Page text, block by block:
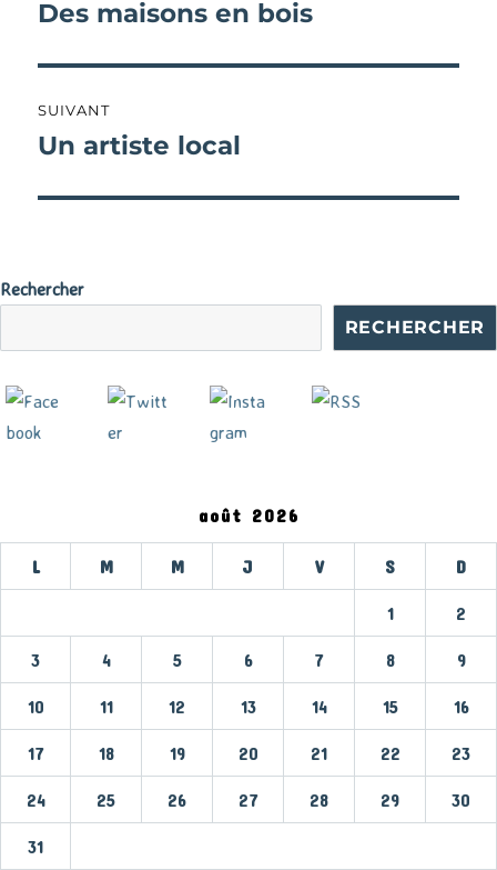
Publication
Des maisons en bois
SUIVANT
Publication
Un artiste local
Rechercher
RECHERCHER
août 2026
L M M J V S D
1 2
3 4 5 6 7 8 9
10 11 12 13 14 15 16
17 18 19 20 21 22 23
24 25 26 27 28 29 30
31